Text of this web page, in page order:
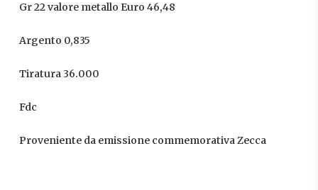
Gr 22 valore metallo Euro 46,48
Argento 0,835
Tiratura 36.000
Fdc
Proveniente da emissione commemorativa Zecca